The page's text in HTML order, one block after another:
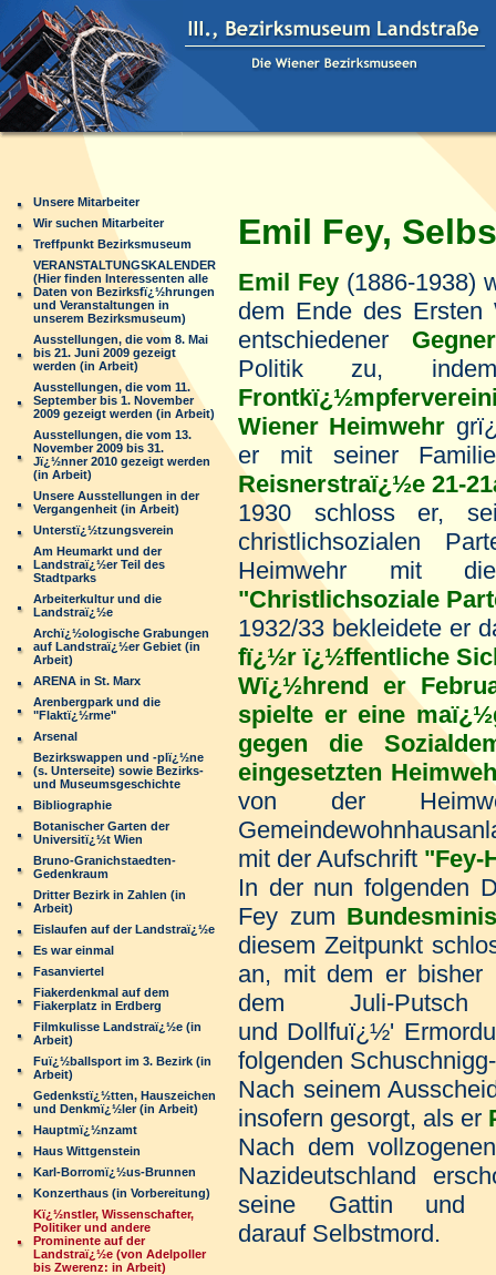
Unsere Mitarbeiter
Wir suchen Mitarbeiter
Treffpunkt Bezirksmuseum
VERANSTALTUNGSKALENDER
(Hier finden Interessenten alle
Daten von Bezirksfï¿½hrungen
und Veranstaltungen in
unserem Bezirksmuseum)
Ausstellungen, die vom 8. Mai
bis 21. Juni 2009 gezeigt
werden (in Arbeit)
Ausstellungen, die vom 11.
September bis 1. November
2009 gezeigt werden (in Arbeit)
Ausstellungen, die vom 13.
November 2009 bis 31.
Jï¿½nner 2010 gezeigt werden
(in Arbeit)
Unsere Ausstellungen in der
Vergangenheit (in Arbeit)
Unterstï¿½tzungsverein
Am Heumarkt und der
Landstraï¿½er Teil des
Stadtparks
Arbeiterkultur und die
Landstraï¿½e
Archï¿½ologische Grabungen
auf Landstraï¿½er Gebiet (in
Arbeit)
ARENA in St. Marx
Arenbergpark und die
"Flaktï¿½rme"
Arsenal
Bezirkswappen und -plï¿½ne
(s. Unterseite) sowie Bezirks-
und Museumsgeschichte
Bibliographie
Botanischer Garten der
Universitï¿½t Wien
Bruno-Granichstaedten-
Gedenkraum
Dritter Bezirk in Zahlen (in
Arbeit)
Eislaufen auf der Landstraï¿½e
Es war einmal
Fasanviertel
Fiakerdenkmal auf dem
Fiakerplatz in Erdberg
Filmkulisse Landstraï¿½e (in
Arbeit)
Fuï¿½ballsport im 3. Bezirk (in
Arbeit)
Gedenkstï¿½tten, Hauszeichen
und Denkmï¿½ler (in Arbeit)
Hauptmï¿½nzamt
Haus Wittgenstein
Karl-Borromï¿½us-Brunnen
Konzerthaus (in Vorbereitung)
Kï¿½nstler, Wissenschafter,
Politiker und andere
Prominente auf der
Landstraï¿½e (von Adelpoller
bis Zwerenz: in Arbeit)
Emil Fey,
Emil Fey (1886-1938)
dem Ende des Ersten
entschiedener
Politik zu,
Wiener Heimwehr
er mit seiner
Reisnerstraï¿½e 21-
1930 schloss er,
christlichsozialen
Heimwehr mit
"Christlichsoziale
1932/33 bekleidete er
fï¿½r ï¿½ffentliche
Wï¿½hrend er
spielte er eine
gegen die
eingesetzten
von der
mit der Aufschrift "Fey-
In der nun folgenden
Fey zum
diesem Zeitpunkt
an, mit dem er bisher
dem Juli-Putsch
und Dollfuï¿½'
folgenden
Nach seinem
insofern gesorgt, als er
Nach dem
Nazideutschland
seine Gattin und
darauf Selbstmord.